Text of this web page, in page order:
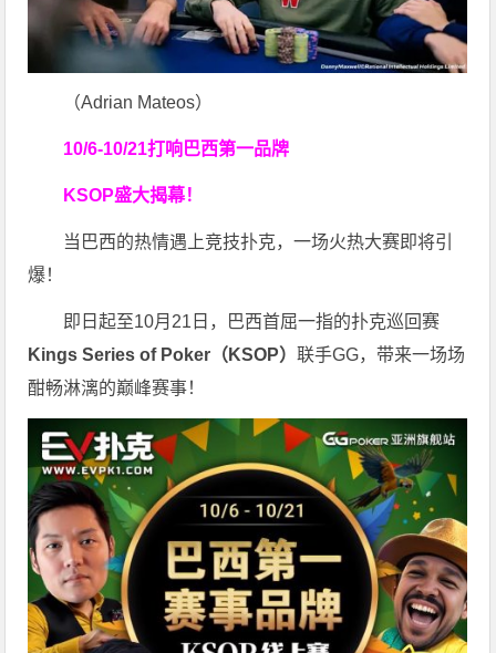
（Adrian Mateos）
10/6-10/21打响巴西第一品牌
KSOP盛大揭幕！
当巴西的热情遇上竞技扑克，一场火热大赛即将引
爆！
即日起至10月21日，巴西首屈一指的扑克巡回赛
Kings Series of Poker（KSOP）联手GG，带来一场场
酣畅淋漓的巅峰赛事！